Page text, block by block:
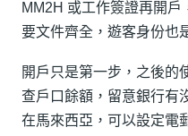
MM2H 或工作簽證再開
要文件齊全，遊客身份也
開戶只是第一步，之後的
查戶口餘額，留意銀行有
在馬來西亞，可以設定電